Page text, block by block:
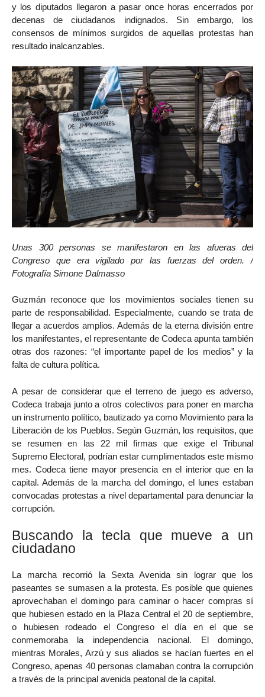
y los diputados llegaron a pasar once horas encerrados por
decenas de ciudadanos indignados. Sin embargo, los
consensos de mínimos surgidos de aquellas protestas han
resultado inalcanzables.
Unas 300 personas se manifestaron en las afueras del
Congreso que era vigilado por las fuerzas del orden. /
Fotografía Simone Dalmasso
Guzmán reconoce que los movimientos sociales tienen su
parte de responsabilidad. Especialmente, cuando se trata de
llegar a acuerdos amplios. Además de la eterna división entre
los manifestantes, el representante de Codeca apunta también
otras dos razones: “el importante papel de los medios” y la
falta de cultura política.
A pesar de considerar que el terreno de juego es adverso,
Codeca trabaja junto a otros colectivos para poner en marcha
un instrumento político, bautizado ya como Movimiento para la
Liberación de los Pueblos. Según Guzmán, los requisitos, que
se resumen en las 22 mil firmas que exige el Tribunal
Supremo Electoral, podrían estar cumplimentados este mismo
mes. Codeca tiene mayor presencia en el interior que en la
capital. Además de la marcha del domingo, el lunes estaban
convocadas protestas a nivel departamental para denunciar la
corrupción.
Buscando la tecla que mueve a un
ciudadano
La marcha recorrió la Sexta Avenida sin lograr que los
paseantes se sumasen a la protesta. Es posible que quienes
aprovechaban el domingo para caminar o hacer compras sí
que hubiesen estado en la Plaza Central el 20 de septiembre,
o hubiesen rodeado el Congreso el día en el que se
conmemoraba la independencia nacional. El domingo,
mientras Morales, Arzú y sus aliados se hacían fuertes en el
Congreso, apenas 40 personas clamaban contra la corrupción
a través de la principal avenida peatonal de la capital.